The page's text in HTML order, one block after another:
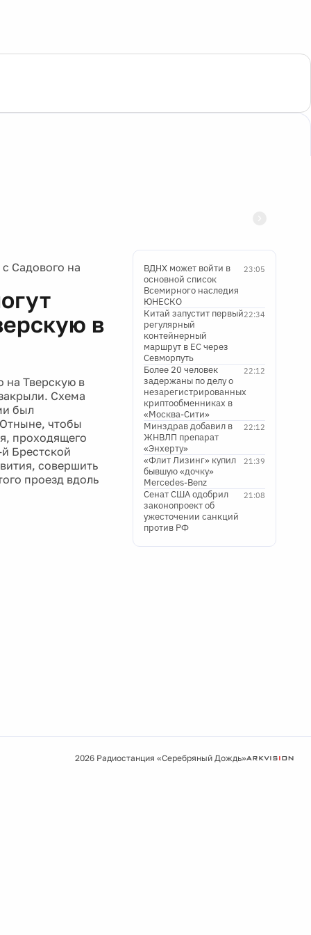
Садового на
в
на Тверскую в
Схема
был
чтобы
проходящего
Брестской
совершить
проезд вдоль
23:05
ВДНХ может войти в
основной список
Всемирного наследия
ЮНЕСКО
22:34
Китай запустит первый
регулярный
контейнерный
маршрут в ЕС через
Севморпуть
22:12
Более 20 человек
задержаны по делу о
незарегистрированных
криптообменниках в
«Москва-Сити»
22:12
Минздрав добавил в
ЖНВЛП препарат
«Энхерту»
21:39
«Флит Лизинг» купил
бывшую «дочку»
Mercedes-Benz
21:08
Сенат США одобрил
законопроект об
ужесточении санкций
против РФ
2026 Радиостанция «Серебряный Дождь»